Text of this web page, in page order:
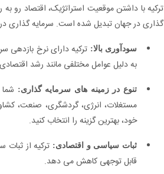
ترکیه با داشتن موقعیت استراتژیک، اقتصاد رو
گذاری در جهان تبدیل شده است. سرمایه گذاری در
سودآوری بالا:
به دلیل عوامل مختلفی مانند رشد
تنوع در زمینه های سرمایه گذاری:
مستغلات، انرژی، گردشگری، صنعت،
خود، بهترین گزینه را انتخاب کنید.
ثبات سیاسی و اقتصادی: ترکیه از
قابل توجهی کاهش می دهد.